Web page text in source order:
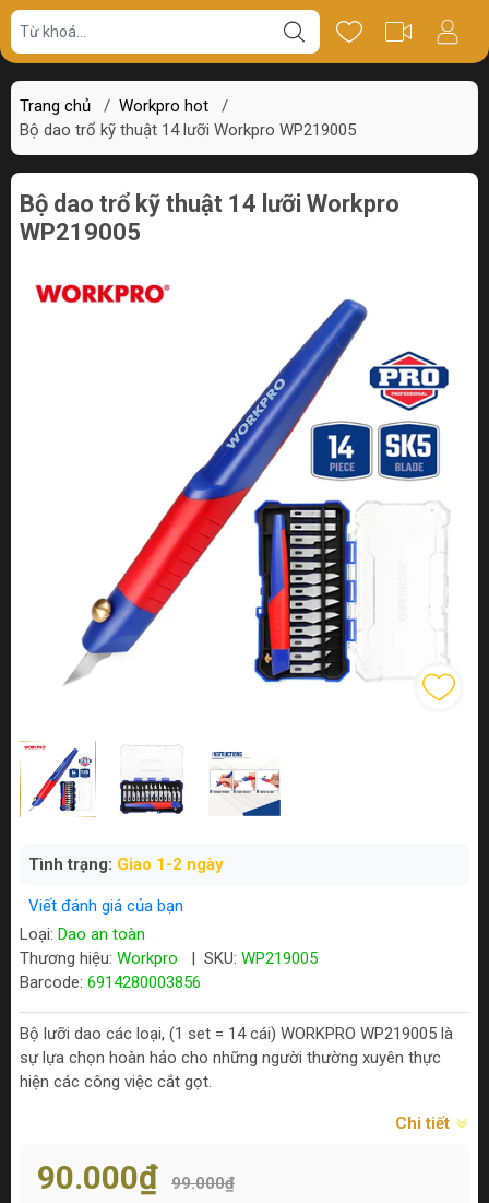
Trang chủ / Workpro hot
/
Bộ dao trổ kỹ thuật 14 lưỡi Workpro WP219005
Giá bán Thông số Review
Bộ dao trổ kỹ thuật 14 lưỡi Workpro
WP219005
Tình trạng: Giao 1-2 ngày
Viết đánh giá của bạn
Loại: Dao an toàn
Thương hiệu: Workpro SKU: WP219005
Barcode: 6914280003856
Bộ lưỡi dao các loại, (1 set = 14 cái) WORKPRO WP219005 là
sự lựa chọn hoàn hảo cho những người thường xuyên thực
hiện các công việc cắt gọt.
Chi tiết
90.000₫
99.000₫